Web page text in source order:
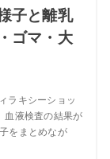
子と離乳
ゴマ・大
ラキシーショッ
血液検査の結果が
をまとめなが